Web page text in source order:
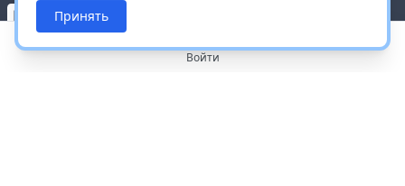
Принять
Войти